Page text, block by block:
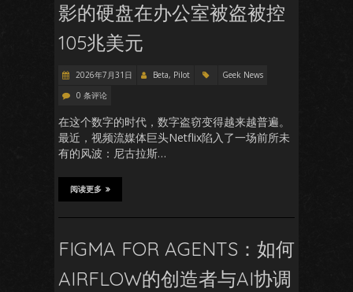
影的硬盘在办公室被盗被控
105兆美元
2026年7月31日 Beta, Pilot
Geek News
0 条评论
在这个数字的时代，数字盗窃变得越来越普遍。
最近，视频流媒体巨头Netflix陷入了一场前所未
有的风波：尼古拉斯…
阅读更多
FIGMA FOR AGENTS：如何
AIRFLOW的创造者与AI协调